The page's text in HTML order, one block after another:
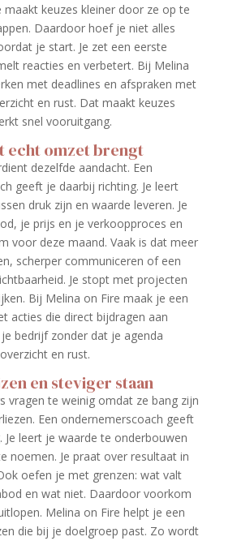
maakt keuzes kleiner door ze op te
Daardoor hoef je niet alles
je start. Je zet een eerste
reacties en verbetert. Bij Melina
met deadlines en afspraken met
en rust. Dat maakt keuzes
snel vooruitgang.
echt omzet brengt
dezelfde aandacht. Een
geeft je daarbij richting. Je leert
druk zijn en waarde leveren. Je
je prijs en je verkoopproces en
voor deze maand. Vaak is dat meer
scherper communiceren of een
Je stopt met projecten
Bij Melina on Fire maak je een
acties die direct bijdragen aan
bedrijf zonder dat je agenda
en rust.
en steviger staan
vragen te weinig omdat ze bang zijn
Een ondernemerscoach geeft
Je leert je waarde te onderbouwen
noemen. Je praat over resultaat in
oefen je met grenzen: wat valt
en wat niet. Daardoor voorkom
Melina on Fire helpt je een
die bij je doelgroep past. Zo wordt